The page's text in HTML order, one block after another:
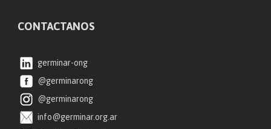
CONTACTANOS
germinar-ong
@germinarong
@germinarong
info@germinar.org.ar